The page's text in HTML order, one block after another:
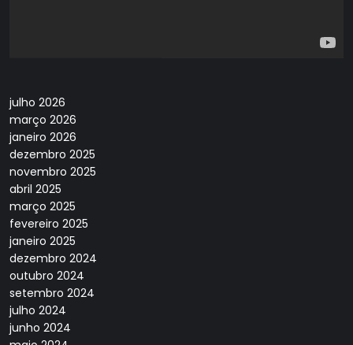
julho 2026
março 2026
janeiro 2026
dezembro 2025
novembro 2025
abril 2025
março 2025
fevereiro 2025
janeiro 2025
dezembro 2024
outubro 2024
setembro 2024
julho 2024
junho 2024